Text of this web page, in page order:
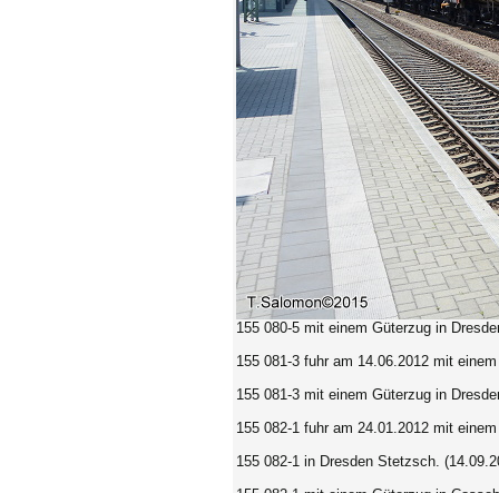
155 080-5 mit einem Güterzug in
155 081-3 fuhr am 14.06.2012 mit
155 081-3 mit einem Güterzug in
155 082-1 fuhr am 24.01.2012 mit
155 082-1 in Dresden Stetzsch.